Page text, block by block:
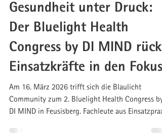
11. März
3 Min. Lesezeit
Gesundheit unter Druck:
Der Bluelight Health
Congress by DI MIND rückt
Einsatzkräfte in den Fokus
Am 16. März 2026 trifft sich die Blaulicht
Community zum 2. Bluelight Health Congress by
DI MIND in Feusisberg. Fachleute aus